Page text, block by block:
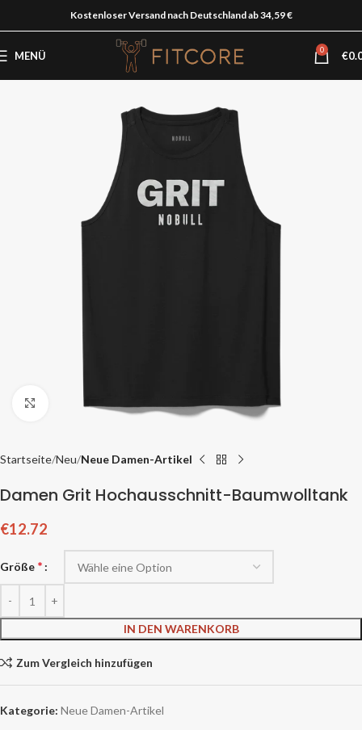
Kostenloser Versand nach Deutschland ab 34,59 €
MENÜ 0 €
Zum Vergrößern klicken
Startseite Neu Neue Damen-Artikel
Damen Grit Hochausschnitt-Baumwolltank
€12.72
Größe *
IN DEN WARENKORB
Zum Vergleich hinzufügen
Kategorie: Neue Damen-Artikel